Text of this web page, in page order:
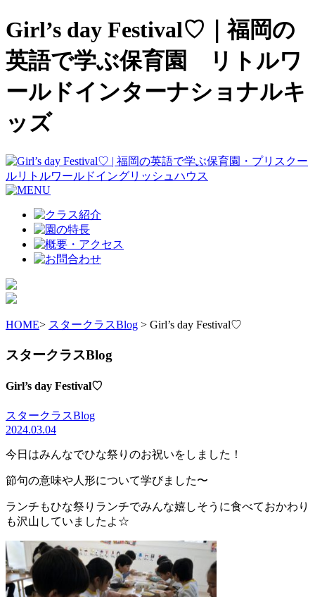
Girl’s day Festival♡｜福岡の
英語で学ぶ保育園 リトルワ
ールドインターナショナルキ
ッズ
HOME> スタークラスBlog > Girl’s day Festival♡
スタークラスBlog
Girl’s day Festival♡
スタークラスBlog
2024.03.04
今日はみんなでひな祭りのお祝いをしました！
節句の意味や人形について学びました〜
ランチもひな祭りランチでみんな嬉しそうに食べておかわり
も沢山していましたよ☆